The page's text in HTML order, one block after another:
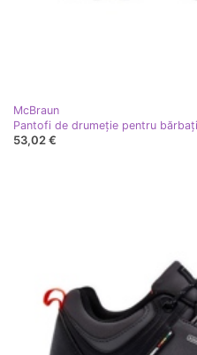
McBraun
Pantofi de drumeție pentru
53,02 €